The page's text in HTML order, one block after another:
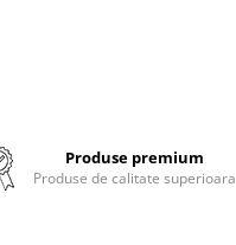
Produse premium
Produse de calitate superioara